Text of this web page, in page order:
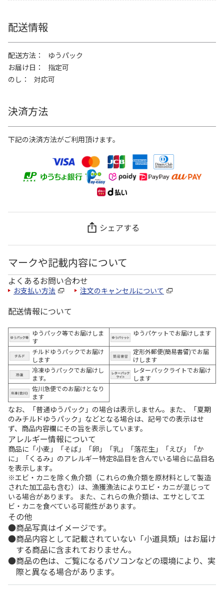
配送情報
配送方法
ゆうパック
お届け日
指定可
のし
対応可
決済方法
下記の決済方法がご利用頂けます。
シェアする
マークや記載内容について
よくあるお問い合わせ
お支払い方法 注文のキャンセルについて
配送情報について
ゆうパック等でお届けしま
す
ゆうパケットでお届けします
チルドゆうパックでお届け
します
定形外郵便(簡易書留)でお届
けします
冷凍ゆうパックでお届けし
ます。
レターパックライトでお届け
します
佐川急便でのお届けとなり
ます
なお、「普通ゆうパック」の場合は表示しません。また、「夏期
のみチルドゆうパック」などとなる場合は、記号での表示はせ
ず、商品内容欄にその旨を表示しています。
アレルギー情報について
商品に「小麦」「そば」「卵」「乳」「落花生」「えび」「か
に」「くるみ」のアレルギー特定8品目を含んでいる場合に品目名
を表示します。
※エビ・カニを除く魚介類（これらの魚介類を原材料として製造
された加工品も含む）は、漁獲漁法によりエビ・カニが混じって
いる場合があります。 また、これらの魚介類は、エサとしてエ
ビ・カニを食べている可能性があります。
その他
商品写真はイメージです。
商品内容として記載されていない「小道具類」はお届け
する商品に含まれておりません。
商品の色は、ご覧になるパソコンなどの環境により、実
際と異なる場合があります。